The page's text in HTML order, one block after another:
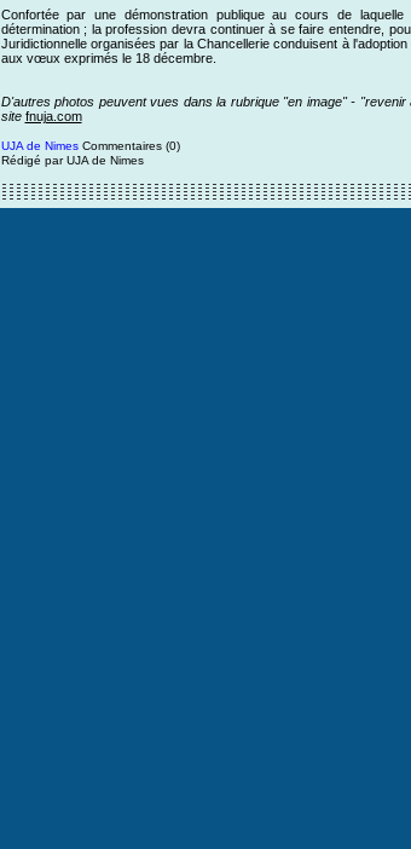
Confortée par une démonstration publique au cours de
détermination ; la profession devra continuer à se faire entendre,
Juridictionnelle organisées par la Chancellerie conduisent à
aux vœux exprimés le 18 décembre.
D'autres photos peuvent vues dans la rubrique "en image" -
site fnuja.com
UJA de Nimes Commentaires (0)
Rédigé par UJA de Nimes